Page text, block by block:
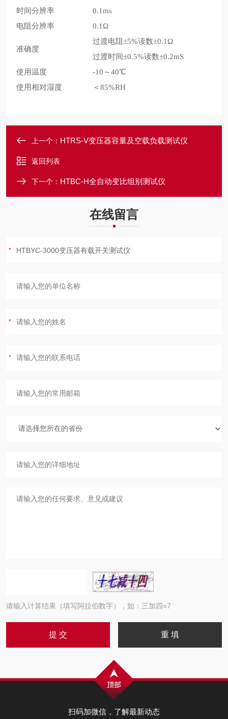
时间分辨率
0.1ms
电阻分辨率
0.1Ω
准确度
过渡电阻±5%读数±0.1Ω
过渡时间±0.5%读数±0.2mS
使用温度
-10～40℃
使用相对湿度
＜85%RH
上一个： HTRS-V变压器容量及空载负载测试仪
返回列表
下一个： HTBC-H全自动变比组别测试仪
在线留言
请输入计算结果（填写阿拉伯数字），如：三加四=7
扫码加微信，了解最新动态